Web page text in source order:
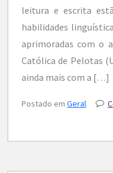
leitura e escrita
habilidades
aprimoradas com o
Católica de Pelotas
ainda mais com a […]
Postado em Geral